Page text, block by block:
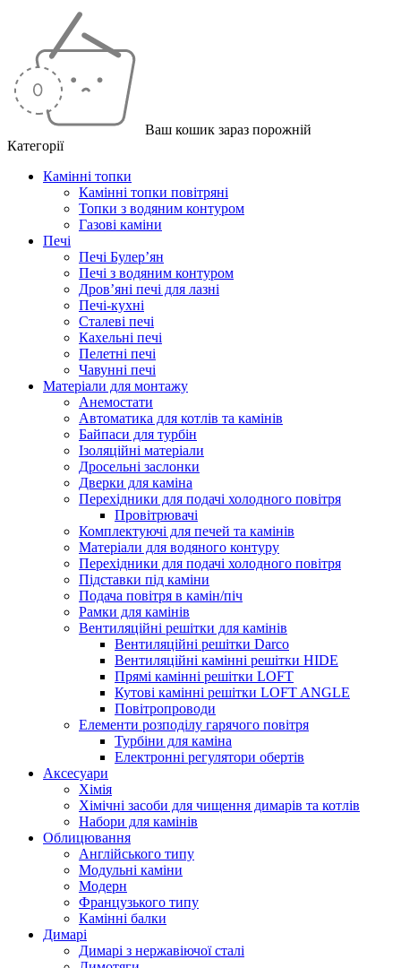
Ваш кошик зараз порожній
Категорії
Камінні топки
Камінні топки повітряні
Топки з водяним контуром
Газові каміни
Печі
Печі Булер’ян
Печі з водяним контуром
Дров’яні печі для лазні
Печі-кухні
Сталеві печі
Кахельні печі
Пелетні печі
Чавунні печі
Матеріали для монтажу
Анемостати
Автоматика для котлів та камінів
Байпаси для турбін
Ізоляційні матеріали
Дросельні заслонки
Дверки для каміна
Перехідники для подачі холодного повітря
Провітрювачі
Комплектуючі для печей та камінів
Матеріали для водяного контуру
Перехідники для подачі холодного повітря
Підставки під каміни
Подача повітря в камін/піч
Рамки для камінів
Вентиляційні решітки для камінів
Вентиляційні решітки Darco
Вентиляційні камінні решітки HIDE
Прямі камінні решітки LOFT
Кутові камінні решітки LOFT ANGLE
Повітропроводи
Елементи розподілу гарячого повітря
Турбіни для каміна
Електронні регулятори обертів
Аксесуари
Хімія
Хімічні засоби для чищення димарів та котлів
Набори для камінів
Облицювання
Англійського типу
Модульні каміни
Модерн
Французького типу
Камінні балки
Димарі
Димарі з нержавіючої сталі